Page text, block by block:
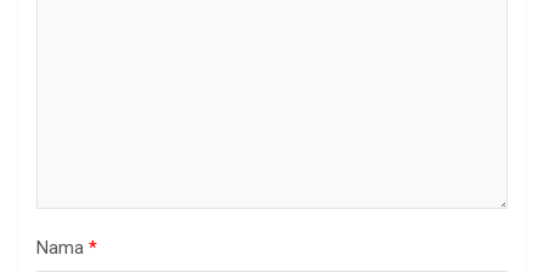
Nama *